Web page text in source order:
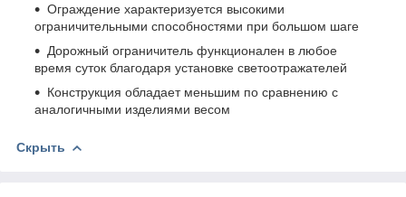
Ограждение характеризуется высокими
ограничительными способностями при большом шаге
Дорожный ограничитель функционален в любое
время суток благодаря установке светоотражателей
Конструкция обладает меньшим по сравнению с
аналогичными изделиями весом
Скрыть